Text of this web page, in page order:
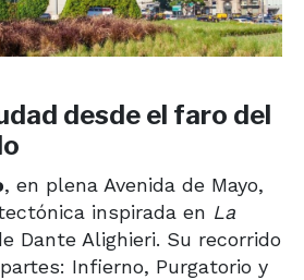
desde el faro del
, en plena Avenida de Mayo,
inspirada en La
Dante Alighieri. Su recorrido
Infierno, Purgatorio y